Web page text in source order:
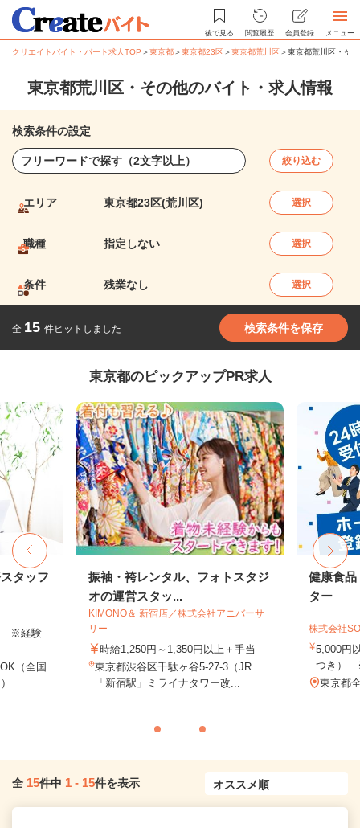
後で見る 閲覧履歴 会員登録 メニュー
クリエイトバイト・パート求人TOP ＞東京都＞東京都23区＞東京都荒川区＞東京都荒川区・そ
東京都荒川区・その他のバイト・求人情報
検索条件の設定
絞り込む
エリア 東京都23区(荒川区) 選択
職種 指定しない 選択
条件 残業なし 選択
全 15 件ヒットしました 検索条件を保存
東京都のピックアップPR求人
タッフ
※経験
（全国
振袖・袴レンタル、フォトスタジ
オの運営スタッ...
KIMONO＆ 新宿店／株式会社アニバーサ
リー
時給1,250円～1,350円以上＋手当
東京都渋谷区千駄ヶ谷5-27-3（JR
「新宿駅」ミライナタワー改...
健康食品
ター
株式会社
5,000円
つき）
東京都
全 15件中 1 - 15件を表示